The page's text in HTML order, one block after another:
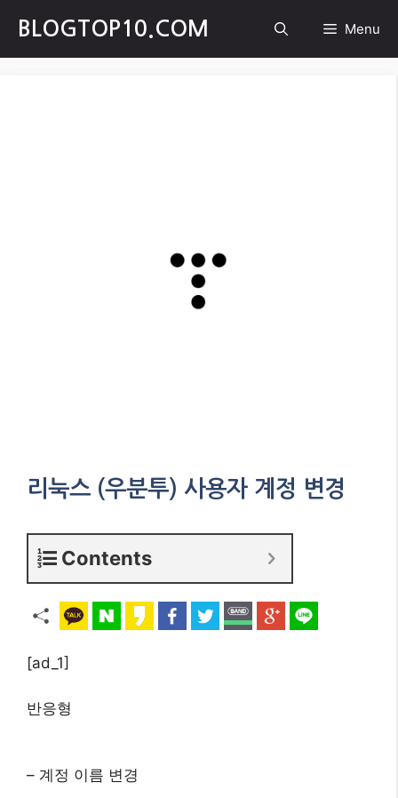
content
BLOGTOP10.COM Menu
리눅스 (우분투) 사용자 계정 변경
Contents
[ad_1]
반응형
– 계정 이름 변경